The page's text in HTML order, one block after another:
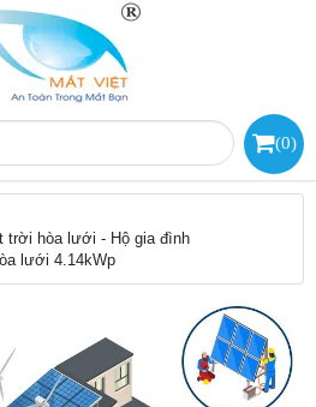
(0)
trời hòa lưới - Hộ gia đình
lưới 4.14kWp